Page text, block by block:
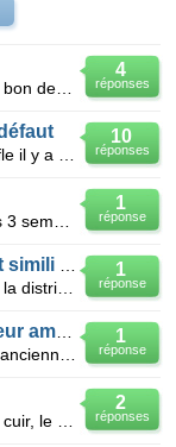
4
réponses
10
réponses
1
réponse
1
réponse
1
réponse
2
réponses